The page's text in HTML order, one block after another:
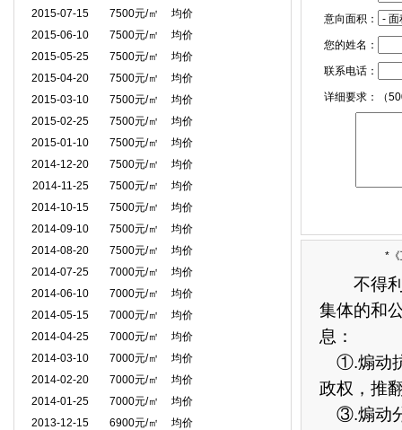
2015-07-15
7500元/㎡
均价
2015-06-10
7500元/㎡
均价
2015-05-25
7500元/㎡
均价
2015-04-20
7500元/㎡
均价
2015-03-10
7500元/㎡
均价
2015-02-25
7500元/㎡
均价
2015-01-10
7500元/㎡
均价
2014-12-20
7500元/㎡
均价
2014-11-25
7500元/㎡
均价
2014-10-15
7500元/㎡
均价
2014-09-10
7500元/㎡
均价
2014-08-20
7500元/㎡
均价
2014-07-25
7000元/㎡
均价
2014-06-10
7000元/㎡
均价
2014-05-15
7000元/㎡
均价
2014-04-25
7000元/㎡
均价
2014-03-10
7000元/㎡
均价
2014-02-20
7000元/㎡
均价
2014-01-25
7000元/㎡
均价
2013-12-15
6900元/㎡
均价
意向面积：
您的姓名：
联系电话：
详细要求：（
*《
不得利
集体的和
息：
①.煽动抗
政权，推
③.煽动分